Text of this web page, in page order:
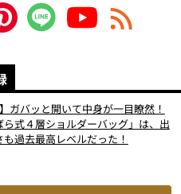
ガバッと開いて中身が一目瞭然！
式４層ショルダーバッグ」は、出
過去最高レベルだった！